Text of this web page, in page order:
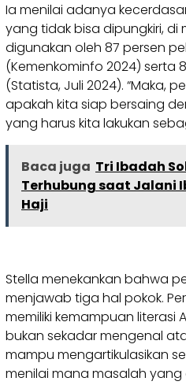
Ia menilai adanya
yang tidak bisa dipungkiri, di
digunakan oleh 87 persen
(Kemenkominfo 2024) serta
(Statista, Juli 2024). “Maka,
apakah kita siap bersaing
yang harus kita lakukan
Baca juga Tri Ibadah
Terhubung saat Jalani
Haji
Stella menekankan bahwa
menjawab tiga hal pokok.
memiliki kemampuan literasi
bukan sekadar mengenal
mampu mengartikulasikan
menilai mana masalah